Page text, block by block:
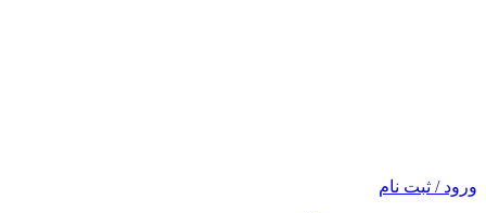
ورود / ثبت نام